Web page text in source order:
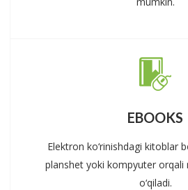
EBOOKS
Elektron ko‘rinishdagi kitoblar
planshet yoki kompyuter
o‘qiladi.